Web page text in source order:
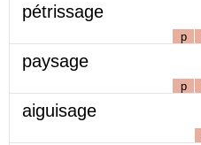
pétrissage
p
paysage
p
aiguisage